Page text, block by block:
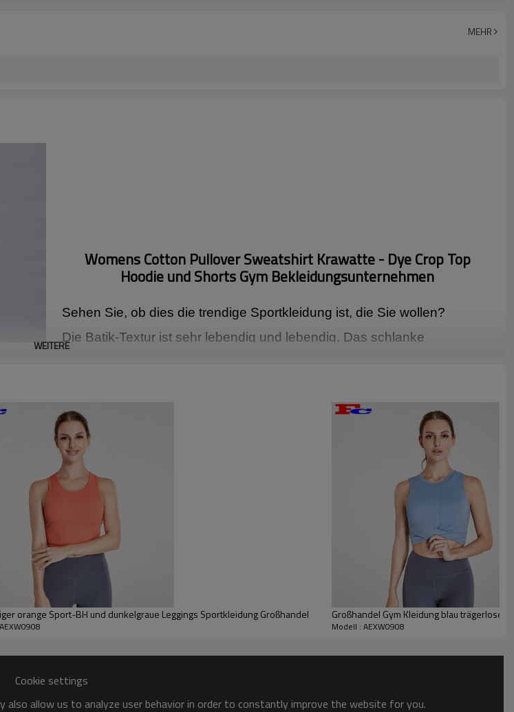
MEHR
Womens Cotton Pullover Sweatshirt Krawatte - Dye Crop Top
Hoodie und Shorts Gym Bekleidungsunternehmen
Sehen Sie, ob dies die trendige Sportkleidung ist, die Sie wollen?
Die Batik-Textur ist sehr lebendig und lebendig. Das schlanke
Konturdesign umreißt eine anmutige Kurve. Klassischer Hoodie, schmal
an den Manschetten und am Saum ist einfach und lässig. Die Shorts, die
dem Druck- und Färbetrend folgen, passen perfekt zu Hoodies. Die Taille
hat eine gute Elastizität, einen koordinierten Taillenumfang, ist bequem,
aber nicht eng. Es ist toll.
Sportbekleidungsunternehmen / Hersteller / Lieferant / Großhändler
WEITERE
orange Sport-BH und dunkelgraue Leggings Sportkleidung Großhandel Großhandel Gym Kleidung blau
Modell : AEXW0908
Cookie settings
also allow us to analyze user behavior in order to constantly improve the website for you.